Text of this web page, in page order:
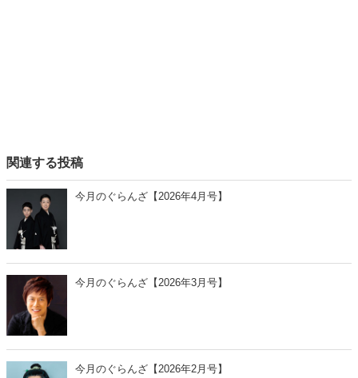
関連する投稿
今月のぐらんざ【2026年4月号】
今月のぐらんざ【2026年3月号】
今月のぐらんざ【2026年2月号】